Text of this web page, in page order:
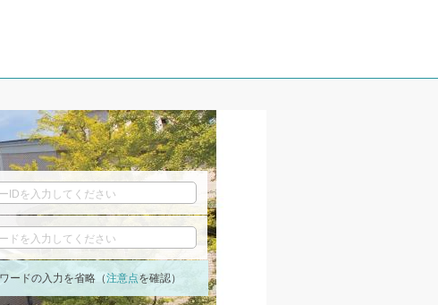
ードの入力を省略（注意点を確認）